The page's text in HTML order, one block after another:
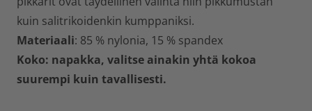
kuin salitrikoidenkin kumppaniksi.
Materiaali: 85 % nylonia, 15 % spandex
Koko: napakka, valitse ainakin yhtä kokoa
suurempi kuin tavallisesti.